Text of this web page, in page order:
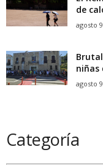
de
agosto
niñas
agosto
Categoría